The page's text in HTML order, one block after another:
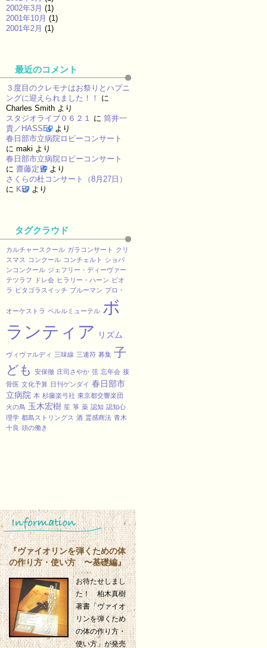
2002年3月 (1)
2001年10月 (1)
2001年2月 (1)
最近のコメント
３度目のクレモナはお祭りとハプニ
ングに迎えられました！！
に
Charles Smith より
スタジオライブ０６２１ に 筒井一
貴／HASSEL より
春日部市立病院ロビーコンサート
に maki より
春日部市立病院ロビーコンサート
に 齋藤定男 より
さくらの杜コンサート（8月27日）
に KEI より
タグクラウド
カルチャースクール ガラコンサート
クリ
スマス
コンクール コンチェルト
ショパ
ンコンクール ジェフリー・ディーヴァー
テツラフ
ドレ会 ヒラリー・ハーン ビオ
ラ
ピタゴラスイッチ ブルーマン プロ・
オーケストラ ペルルミューテル ボ
ランティア
リズム
ヴィヴァルディ 三味線 三連符 募集 子
ども
安保徹 庄司さやか 弦 忘年会 接
骨医 文化予算 日刊ゲンダイ 春日部市
立病院 本 杉藤楽弓社 東京都交響楽団
火の鳥 玉木宏樹 笙 箏 薬 認知 認知心
理学 都島ストリングス 酒 霊感商法 青木
十良 頭の働き
『ヴァイオリンを弾くための体
の作り方・使い方 〜基礎編』
お待たせしまし
た！ 柏木真樹
著書「ヴァイオ
リンを弾くため
の体の作り方・
使い方」が発売